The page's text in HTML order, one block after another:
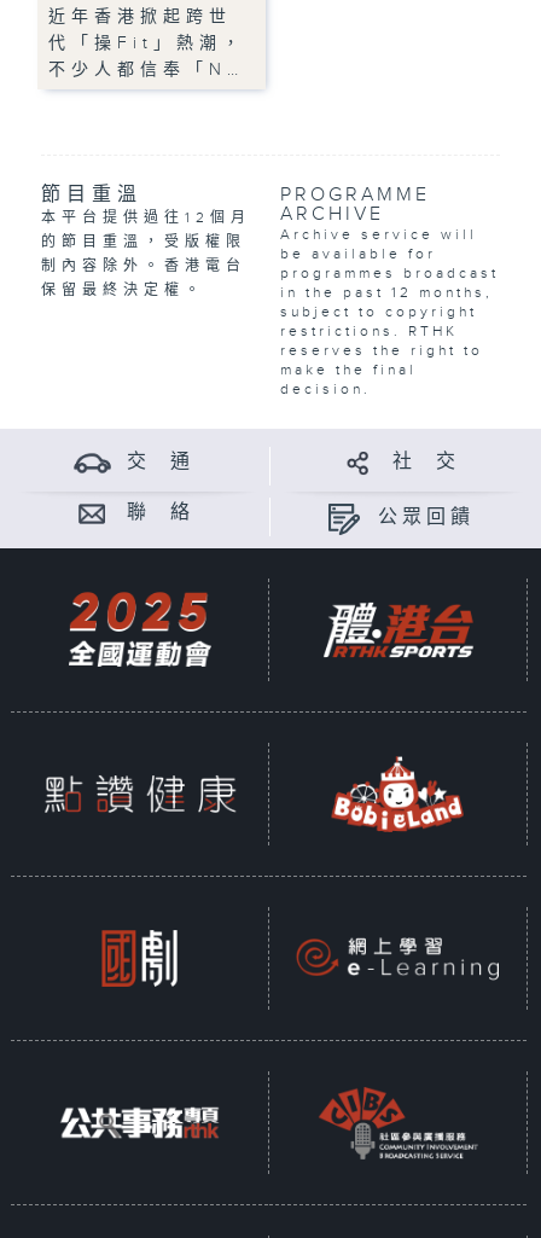
近年香港掀起跨世
代「操Fit」熱潮，
不少人都信奉「N…
節目重溫
本平台提供過往12個月
的節目重溫，受版權限
制內容除外。香港電台
保留最終決定權。
PROGRAMME
ARCHIVE
Archive service will
be available for
programmes broadcast
in the past 12 months,
subject to copyright
restrictions. RTHK
reserves the right to
make the final
decision.
交 通 社 交
聯 絡 公眾回饋